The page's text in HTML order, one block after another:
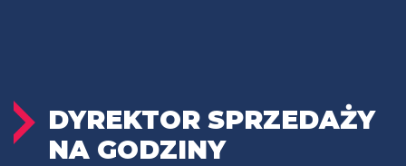
DYREKTOR SPRZEDAŻY
NA GODZINY